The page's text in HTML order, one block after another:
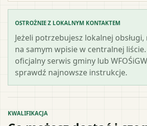
OSTROŻNIE Z LOKALNYM KONTAKTEM
Jeżeli potrzebujesz lokalnej
na samym wpisie w centralnej
oficjalny serwis gminy lub
sprawdź najnowsze instrukcje.
KWALIFIKACJA